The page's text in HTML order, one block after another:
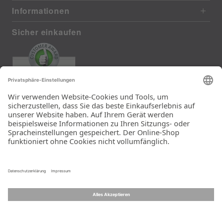
Informationen
Sicher einkaufen
372 reviews from real customers
(last 12 months)
Total: 11290
Die Auswahl und die
Einfachheit der
Bestellung.